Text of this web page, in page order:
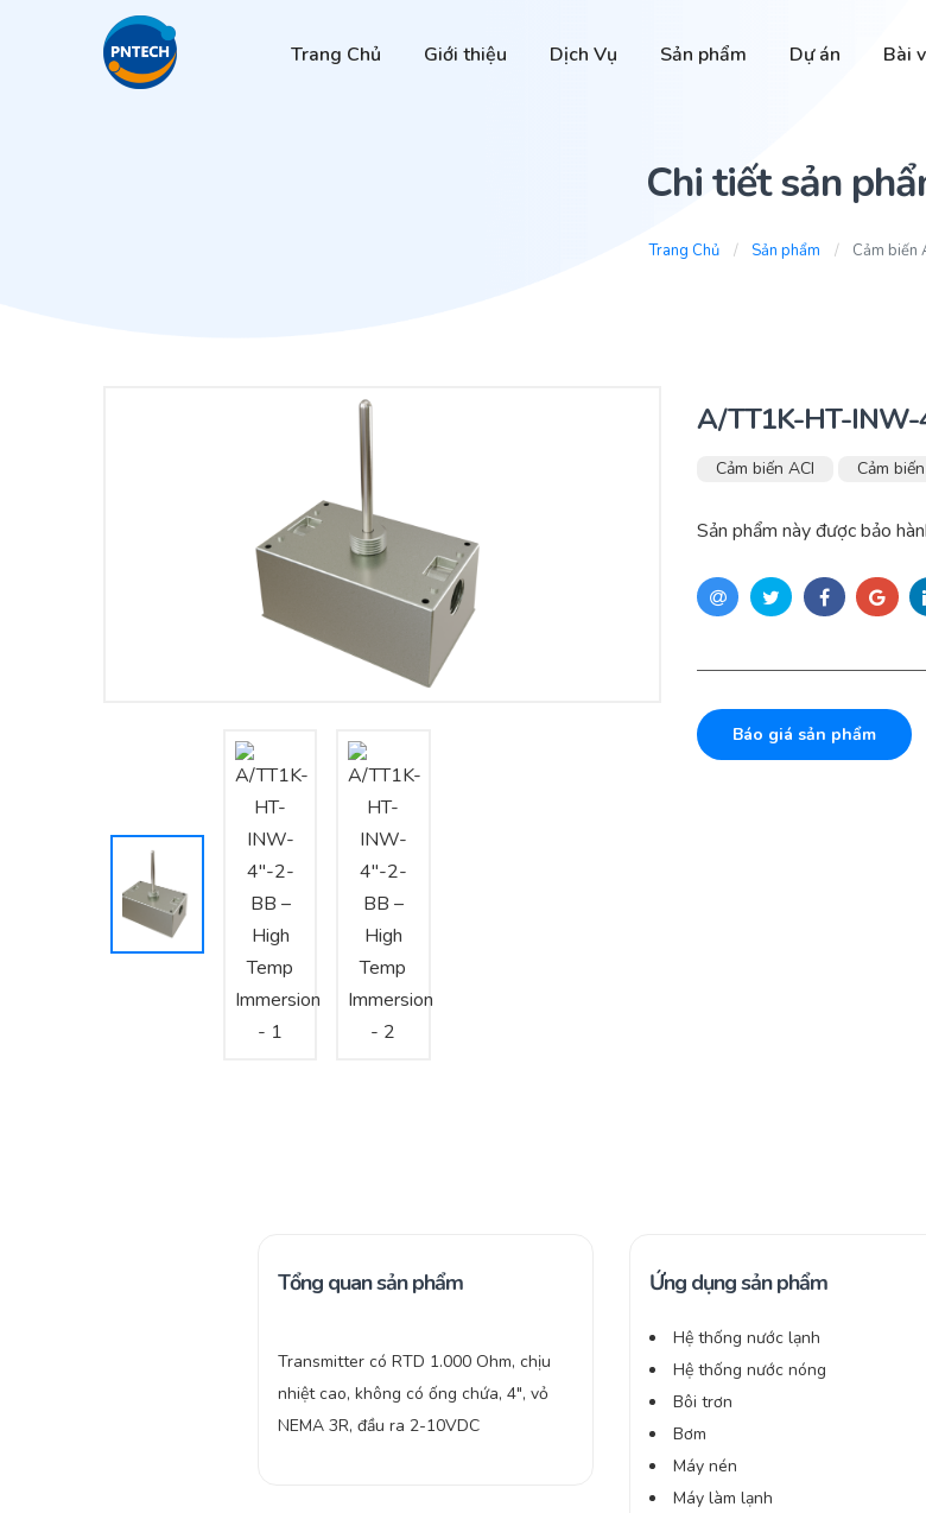
Trang Chủ Giới thiệu Dịch Vụ Sản phẩm Dự án Bài
Chi tiết sản
Trang Chủ Sản phẩm Cảm biến
A/TT1K-HT-INW-
Cảm biến ACI Cảm
Sản phẩm này được bảo
Báo giá sản phẩm
Tổng quan sản phẩm
Transmitter có RTD 1.000 Ohm, chịu
nhiệt cao, không có ống chứa, 4″, vỏ
NEMA 3R, đầu ra 2-10VDC
Ứng dụng sản phẩm
Hệ thống nước lạnh
Hệ thống nước nóng
Bôi trơn
Bơm
Máy nén
Máy làm lạnh